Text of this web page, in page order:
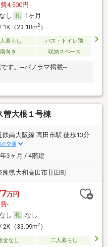
4,500円
なし
1ヶ月
1K（23.18m2）
暮らし
バス・トイレ別
南向き 収納スペース
す。--パノラマ掲載--
曽大根１号棟
鉄南大阪線 高田市駅 徒歩13分
の交通
3ヶ月 / 4階建
良県大和高田市甘田町
万円
-
なし
なし
2K（33.09m2）
金なし
二人暮らし